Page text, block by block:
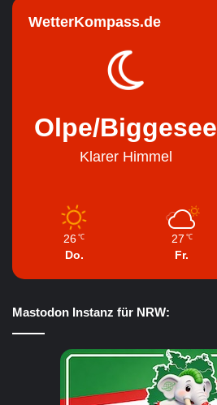
WetterKompass.de
Olpe/Biggesee
Klarer Himmel
26 ℃
Do.
27 ℃
Fr.
Mastodon Instanz für NRW: